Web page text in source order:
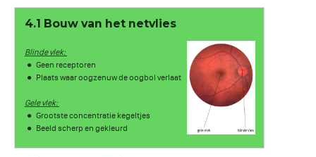
4.1 Bouw van het netvlies
Blinde vlek:
Geen receptoren
Plaats waar oogzenuw de oogbol verlaat
Gele vlek:
Grootste concentratie kegeltjes
Beeld scherp en gekleurd